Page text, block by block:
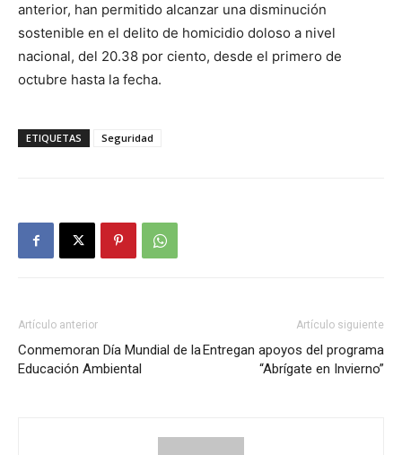
anterior, han permitido alcanzar una disminución
sostenible en el delito de homicidio doloso a nivel
nacional, del 20.38 por ciento, desde el primero de
octubre hasta la fecha.
ETIQUETAS Seguridad
Artículo anterior
Conmemoran Día Mundial de la
Educación Ambiental
Artículo siguiente
Entregan apoyos del programa
“Abrígate en Invierno”